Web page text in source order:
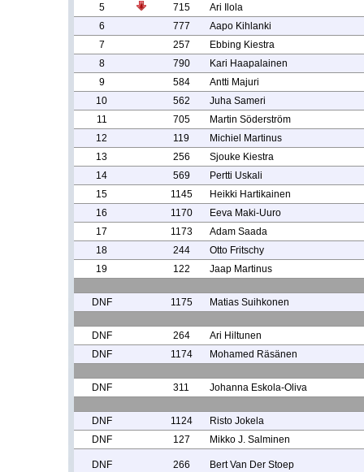
5
715
Ari Ilola
6
777
Aapo Kihlanki
7
257
Ebbing Kiestra
8
790
Kari Haapalainen
9
584
Antti Majuri
10
562
Juha Sameri
11
705
Martin Söderström
12
119
Michiel Martinus
13
256
Sjouke Kiestra
14
569
Pertti Uskali
15
1145
Heikki Hartikainen
16
1170
Eeva Maki-Uuro
17
1173
Adam Saada
18
244
Otto Fritschy
19
122 Jaap Martinus
DNF 1175 Matias Suihkonen
DNF 264
Ari Hiltunen
DNF
1174 Mohamed Räsänen
DNF 311 Johanna Eskola-Oliva
DNF 1124
Risto Jokela
DNF
127 Mikko J. Salminen
DNF 266 Bert Van Der Stoep